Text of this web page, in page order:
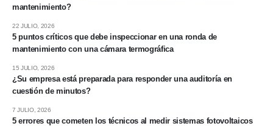
mantenimiento?
5 puntos críticos que debe inspeccionar en una ronda de
mantenimiento con una cámara termográfica
22 JULIO, 2026
¿Su empresa está preparada para responder una auditoría en
cuestión de minutos?
15 JULIO, 2026
5 errores que cometen los técnicos al medir sistemas fotovoltaicos
7 JULIO, 2026